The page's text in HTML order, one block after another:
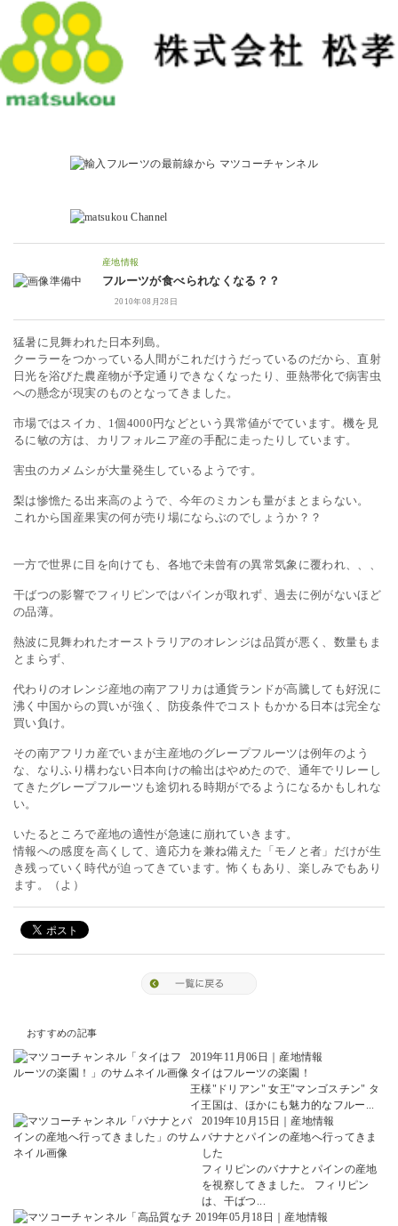
産地情報
フルーツが食べられなくなる？？
2010年08月28日
猛暑に見舞われた日本列島。
クーラーをつかっている人間がこれだけうだっているのだから、直射
日光を浴びた農産物が予定通りできなくなったり、亜熱帯化で病害虫
への懸念が現実のものとなってきました。
市場ではスイカ、1個4000円などという異常値がでています。機を見
るに敏の方は、カリフォルニア産の手配に走ったりしています。
害虫のカメムシが大量発生しているようです。
梨は惨憺たる出来高のようで、今年のミカンも量がまとまらない。
これから国産果実の何が売り場にならぶのでしょうか？？
一方で世界に目を向けても、各地で未曾有の異常気象に覆われ、、、
干ばつの影響でフィリピンではパインが取れず、過去に例がないほど
の品薄。
熱波に見舞われたオーストラリアのオレンジは品質が悪く、数量もま
とまらず、
代わりのオレンジ産地の南アフリカは通貨ランドが高騰しても好況に
沸く中国からの買いが強く、防疫条件でコストもかかる日本は完全な
買い負け。
その南アフリカ産でいまが主産地のグレープフルーツは例年のよう
な、なりふり構わない日本向けの輸出はやめたので、通年でリレーし
てきたグレープフルーツも途切れる時期がでるようになるかもしれな
い。
いたるところで産地の適性が急速に崩れていきます。
情報への感度を高くして、適応力を兼ね備えた「モノと者」だけが生
き残っていく時代が迫ってきています。怖くもあり、楽しみでもあり
ます。（よ）
おすすめの記事
2019年11月06日
産地情報
タイはフルーツの楽園！
王様"ドリアン" 女王"マンゴスチン" タ
イ王国は、ほかにも魅力的なフルー...
2019年10月15日
産地情報
バナナとパインの産地へ行ってきま
した
フィリピンのバナナとパインの産地
を視察してきました。 フィリピン
は、干ばつ...
2019年05月18日
産地情報